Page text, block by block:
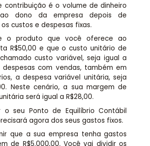
contribuição é o volume de dinheiro
dono da empresa depois de
custos e despesas fixas.
o produto que você oferece ao
R$50,00 e que o custo unitário de
custo variável, seja igual a
despesas com vendas, também em
a despesa variável unitária, seja
Neste cenário, a sua margem de
será igual a R$28,00.
o seu Ponto de Equilíbrio Contábil
agora dos seus gastos fixos.
que a sua empresa tenha gastos
de R$5.000,00. Você vai dividir os